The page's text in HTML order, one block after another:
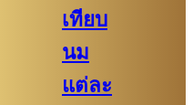
เทียบ
นม
แต่ละ